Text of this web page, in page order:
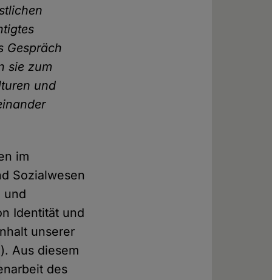
Gespräch
sie zum
und
im
Sozialwesen
und
Identität und
unserer
Aus diesem
des